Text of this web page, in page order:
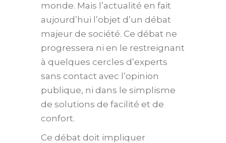
monde. Mais l’actualité en fait
aujourd’hui l’objet d’un débat
majeur de société. Ce débat ne
progressera ni en le restreignant
à quelques cercles d’experts
sans contact avec l’opinion
publique, ni dans le simplisme
de solutions de facilité et de
confort.
Ce débat doit impliquer